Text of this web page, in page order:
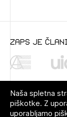
zaps je
Naša spletna
piškotke. Z
uporabljamo